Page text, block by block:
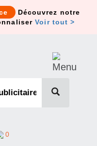
Découvrez notre
Voir tout >
0